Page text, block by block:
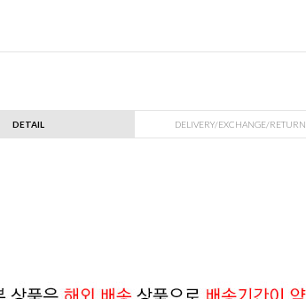
DETAIL DELIVERY/EXCHANGE/RETURN